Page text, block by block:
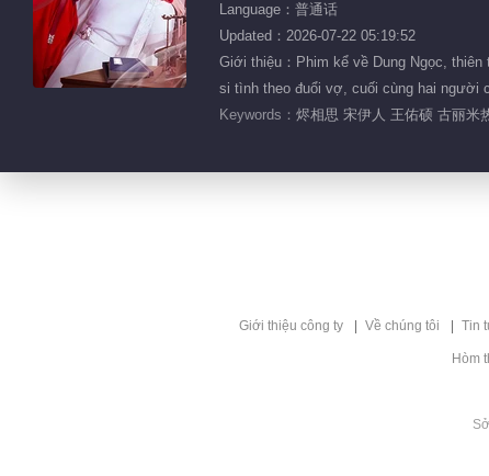
Language：普通话
Updated：2026-07-22 05:19:52
Giới thiệu：Phim kể về Dung Ngọc,
si tình theo đuổi vợ, cuối cùng hai người
Keywords： 烬相思 宋伊人 王佑硕 古丽米
Giới thiệu công ty Về chúng tôi Tin
Hòm